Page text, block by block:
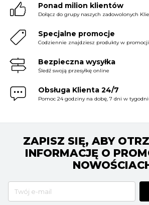
Ponad milion klientów
Dołącz do grupy naszych zadowolonych
Specjalne promocje
Codziennie znajdziesz produkty w promocji
Bezpieczna wysyłka
Śledź swoją przesyłkę online
Obsługa Klienta 24/7
Pomoc 24 godziny na dobę, 7 dni w
ZAPISZ SIĘ, ABY
INFORMACJĘ O